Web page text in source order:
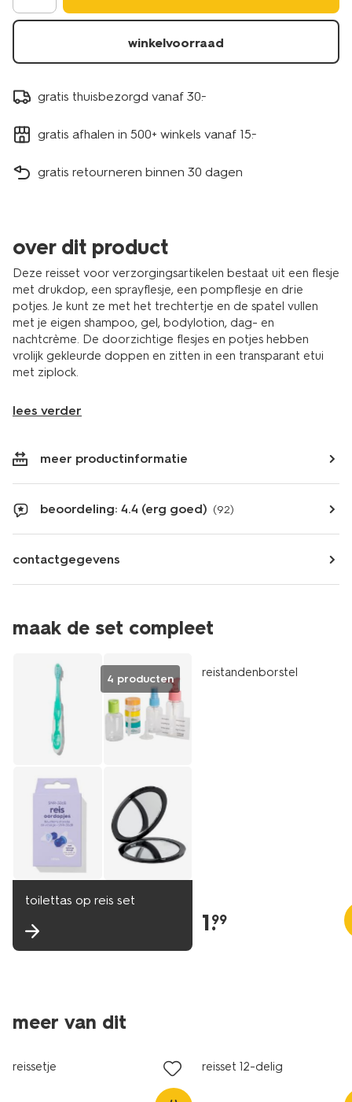
winkelvoorraad
gratis thuisbezorgd vanaf 30.-
gratis afhalen in 500+ winkels vanaf 15.-
gratis retourneren binnen 30 dagen
over dit product
Deze reisset voor verzorgingsartikelen bestaat uit een flesje
met drukdop, een sprayflesje, een pompflesje en drie
potjes. Je kunt ze met het trechtertje en de spatel vullen
met je eigen shampoo, gel, bodylotion, dag- en
nachtcrème. De doorzichtige flesjes en potjes hebben
vrolijk gekleurde doppen en zitten in een transparant etui
met ziplock.
lees verder
meer productinformatie
beoordeling: 4.4 (erg goed) (92)
contactgegevens
maak de set compleet
4 producten
toilettas op reis set
reistandenborstel
1.
99
meer van dit
reissetje reisset 12-delig